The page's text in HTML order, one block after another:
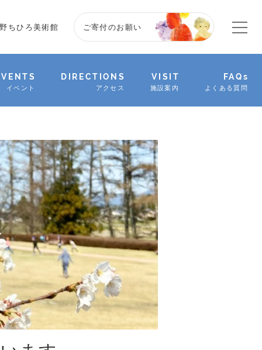
ちひろ美術館 ご寄付のお願い
イベント
DIRECTIONS
アクセス
VISIT
施設案内
FAQs
よくある質問